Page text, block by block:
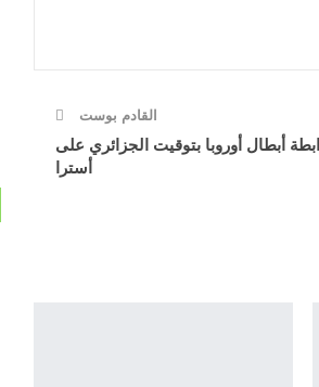
القادم بوست
أبطال أوروبا بتوقيت الجزائري على
أسترا